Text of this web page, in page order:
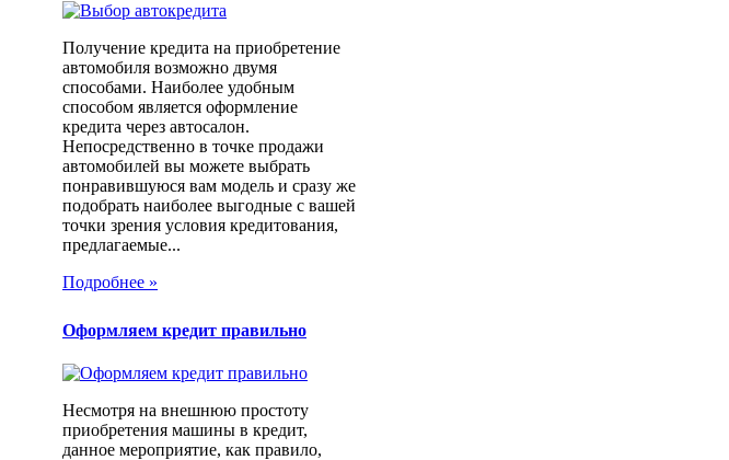
Получение кредита на приобретение
автомобиля возможно двумя
способами. Наиболее удобным
способом является оформление
кредита через автосалон.
Непосредственно в точке продажи
автомобилей вы можете выбрать
понравившуюся вам модель и сразу же
подобрать наиболее выгодные с вашей
точки зрения условия кредитования,
предлагаемые...
Подробнее »
Оформляем кредит правильно
Несмотря на внешнюю простоту
приобретения машины в кредит,
данное мероприятие, как правило,